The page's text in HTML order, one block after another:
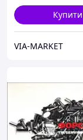
Купити
VIA-MARKET